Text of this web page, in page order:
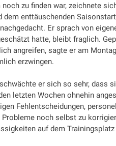
zu finden war, zeichnete
dem enttäuschenden
Er sprach von
hatte, bleibt fraglich.
angreifen, sagte er am
erzwingen.
er sich so sehr, dass
letzten Wochen ohnehin
Fehlentscheidungen,
noch selbst zu
auf dem